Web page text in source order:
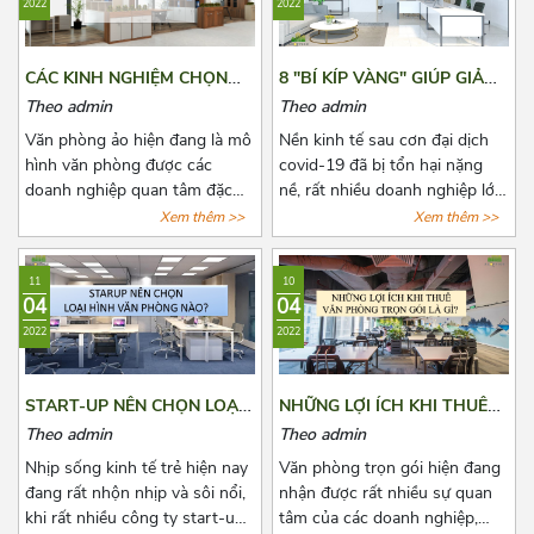
Để biết thêm về xu hướng này,
hãy cùng Azoffice theo dõi bài
nhé!
2022
CÁC KINH NGHIỆM CHỌN
THUÊ VĂN PHÒNG ẢO
Theo admin
Văn phòng ảo hiện đang là mô
hình văn phòng được các
doanh nghiệp quan tâm đặc
biệt là các doanh nghiệp có
quy mô vừa và nhỏ. Đã có rất
nhiều đơn vị cho thuê nắm bắt
được xu hướng đó và tiến
hành mở rộng cho thuê loại
hình văn phòng này. Tuy nhiên,
đây là dịch vụ còn quá mới mẻ
khiến cho các doanh nghiệp
có nhiều điều phân vân. Bài
viết này, Azoffice mong rằng
sẽ giải đáp các thắc mắc của
các quý doanh nghiệp.
Xem thêm >>
2022
8 "BÍ KÍP VÀNG" GIÚP GIẢM
CHI PHÍ THUÊ VĂN PHÒNG
Theo admin
Nền kinh tế sau cơn đại dịch
covid-19 đã bị tổn hại nặng
nề, rất nhiều doanh nghiệp lớn
nhỏ đã phải đóng cửa vĩnh
viễn, một số khác đang phải
đau đầu vì nhiều loại chi phí cố
định phải chi trả, trong đó
không thể không nhắc đến chi
phí thuê văn phòng, kho
bãi,...Bài viết là 8 “bí kíp vàng”
mà Azoffice muốn chia sẻ để
phần nào giúp các bạn giảm
chi phí thuê văn phòng, giảm
bớt nỗi lo cho các doanh
nghiệp.
Xem thêm >>
11
04
2022
START-UP NÊN CHỌN LOẠI
HÌNH VĂN PHÒNG NÀO?
Theo admin
Nhịp sống kinh tế trẻ hiện nay
đang rất nhộn nhịp và sôi nổi,
khi rất nhiều công ty start-up
10
04
2022
NHỮNG LỢI ÍCH KHI THUÊ
VĂN PHÒNG TRỌN GÓI LÀ
Theo admin
Văn phòng trọn gói hiện đang
nhận được rất nhiều sự quan
tâm của các doanh nghiệp,